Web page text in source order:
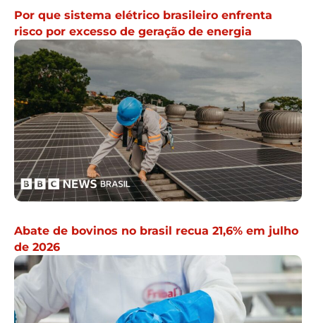
Por que sistema elétrico brasileiro enfrenta
risco por excesso de geração de energia
Abate de bovinos no brasil recua 21,6% em julho
de 2026